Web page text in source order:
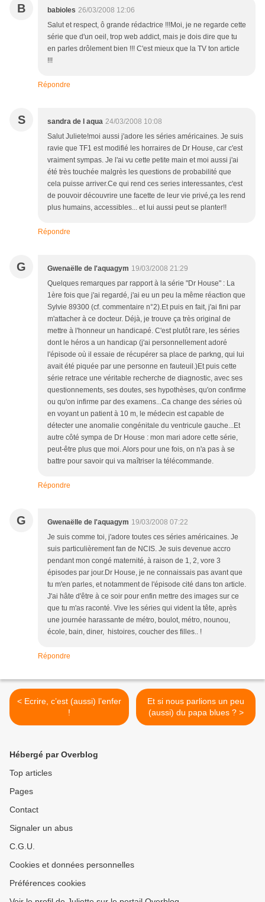
B babioles 26/03/2008 12:06
Salut et respect, ô grande rédactrice !!!Moi, je ne regarde cette
série que d'un oeil, trop web addict, mais je dois dire que tu
en parles drôlement bien !!! C'est mieux que la TV ton article
!!!
Répondre
S sandra de l aqua 24/03/2008 10:08
Salut Juliete!moi aussi j'adore les séries américaines. Je suis
ravie que TF1 est modifié les horraires de Dr House, car c'est
vraiment sympas. Je l'ai vu cette petite main et moi aussi j'ai
été très touchée malgrès les questions de probabilité que
cela puisse arriver.Ce qui rend ces series interessantes, c'est
de pouvoir découvrire une facette de leur vie privé,ça les rend
plus humains, accessibles... et lui aussi peut se planter!!
Répondre
G Gwenaëlle de l'aquagym 19/03/2008 21:29
Quelques remarques par rapport à la série "Dr House" : La
1ère fois que j'ai regardé, j'ai eu un peu la même réaction que
Sylvie 89300 (cf. commentaire n°2).Et puis en fait, j'ai fini par
m'attacher à ce docteur. Déjà, je trouve ça très original de
mettre à l'honneur un handicapé. C'est plutôt rare, les séries
dont le héros a un handicap (j'ai personnellement adoré
l'épisode où il essaie de récupérer sa place de parkng, qui lui
avait été piquée par une personne en fauteuil.)Et puis cette
série retrace une véritable recherche de diagnostic, avec ses
questionnements, ses doutes, ses hypothèses, qu'on confirme
ou qu'on infirme par des examens...Ca change des séries où
en voyant un patient à 10 m, le médecin est capable de
détecter une anomalie congénitale du ventricule gauche...Et
autre côté sympa de Dr House : mon mari adore cette série,
peut-être plus que moi. Alors pour une fois, on n'a pas à se
battre pour savoir qui va maîtriser la télécommande.
Répondre
G Gwenaëlle de l'aquagym 19/03/2008 07:22
Je suis comme toi, j'adore toutes ces séries américaines. Je
suis particulièrement fan de NCIS. Je suis devenue accro
pendant mon congé maternité, à raison de 1, 2, vore 3
épisodes par jour.Dr House, je ne connaissais pas avant que
tu m'en parles, et notamment de l'épisode cité dans ton article.
J'ai hâte d'être à ce soir pour enfin mettre des images sur ce
que tu m'as raconté. Vive les séries qui vident la tête, après
une journée harassante de métro, boulot, métro, nounou,
école, bain, diner, histoires, coucher des filles.. !
Répondre
< Ecrire, c’est (aussi) l’enfer
!
Et si nous parlions un peu
(aussi) du papa blues ? >
Hébergé par Overblog
Top articles
Pages
Contact
Signaler un abus
C.G.U.
Cookies et données personnelles
Préférences cookies